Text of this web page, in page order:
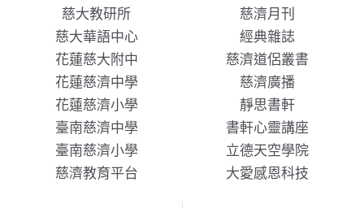
慈大教研所
慈大華語中心
花蓮慈大附中
花蓮慈濟中學
花蓮慈濟小學
臺南慈濟中學
臺南慈濟小學
慈濟教育平台
慈濟月刊
經典雜誌
慈濟道侶叢書
慈濟廣播
靜思書軒
書軒心靈講座
立德天空學院
大愛感恩科技